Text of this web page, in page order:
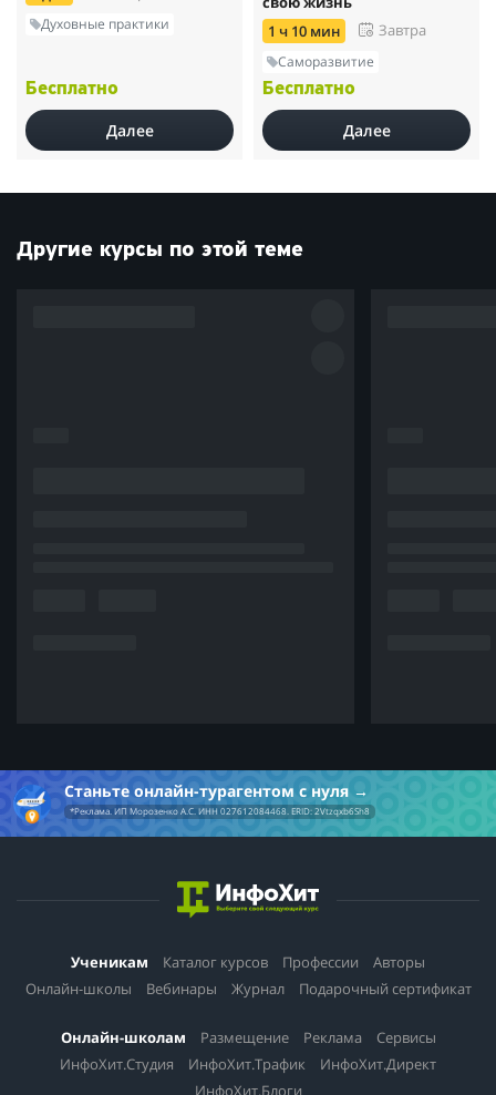
Духовные практики
Бесплатно
Далее
1 ч 10 мин
Завтра
Саморазвитие
Бесплатно
Далее
Другие курсы по этой теме
Станьте онлайн-турагентом с нуля
*Реклама. ИП Морозенко А.С. ИНН 027612084468. ERID: 2Vtzqxb6Sh8
Ученикам Каталог курсов Профессии
Авторы
Онлайн-школы
Вебинары Журнал Подарочный сертификат
Онлайн-школам Размещение Реклама
Сервисы
ИнфоХит.Студия
ИнфоХит.Трафик
ИнфоХит.Директ
ИнфоХит.Блоги